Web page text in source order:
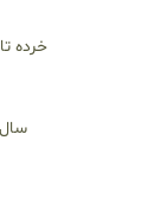
خرده